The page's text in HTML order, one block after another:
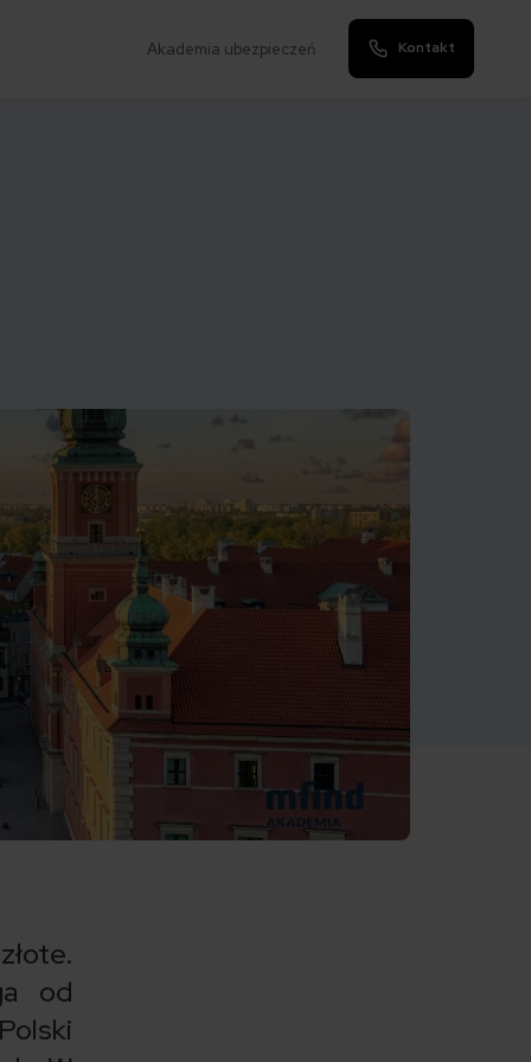
Akademia ubezpieczeń Kontakt
od